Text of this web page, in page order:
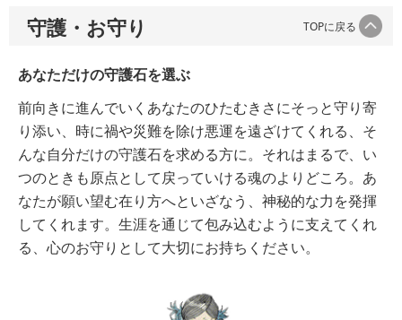
守護・お守り TOPに戻る
あなただけの守護石を選ぶ
前向きに進んでいくあなたのひたむきさにそっと守り寄
り添い、時に禍や災難を除け悪運を遠ざけてくれる、そ
んな自分だけの守護石を求める方に。それはまるで、い
つのときも原点として戻っていける魂のよりどころ。あ
なたが願い望む在り方へといざなう、神秘的な力を発揮
してくれます。生涯を通じて包み込むように支えてくれ
る、心のお守りとして大切にお持ちください。